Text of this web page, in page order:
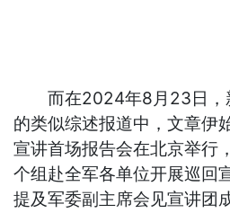
而在2024年8月23日，
的类似综述报道中，文章伊
宣讲首场报告会在北京举行
个组赴全军各单位开展巡回
提及军委副主席会见宣讲团